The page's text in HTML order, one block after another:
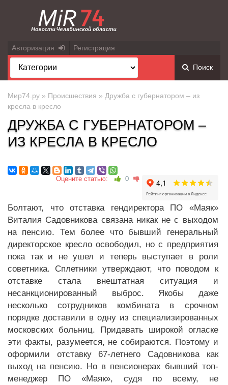
Авторизация Регистрация
Поиск
Мир74.ру » Происшествия » Дружба с губернатором – из
кресла в кресло
ДРУЖБА С ГУБЕРНАТОРОМ –
ИЗ КРЕСЛА В КРЕСЛО
Оцените статью: 0
Болтают, что отставка гендиректора ПО «Маяк»
Виталия Садовникова связана никак не с выходом
на пенсию. Тем более что бывший генеральный
директорское кресло освободил, но с предприятия
пока так и не ушел и теперь выступает в роли
советника. Сплетники утверждают, что поводом к
отставке стала внештатная ситуация и
несанкционированный выброс. Якобы даже
несколько сотрудников комбината в срочном
порядке доставили в одну из специализированных
московских больниц. Придавать широкой огласке
эти факты, разумеется, не собираются. Поэтому и
оформили отставку 67-летнего Садовникова как
выход на пенсию. Но в пенсионерах бывший топ-
менеджер ПО «Маяк», судя по всему, не